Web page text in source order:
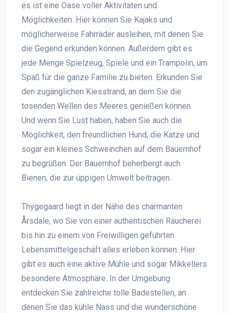
es ist eine Oase voller Aktivitäten und
Möglichkeiten. Hier können Sie Kajaks und
möglicherweise Fahrräder ausleihen, mit denen Sie
die Gegend erkunden können. Außerdem gibt es
jede Menge Spielzeug, Spiele und ein Trampolin, um
Spaß für die ganze Familie zu bieten. Erkunden Sie
den zugänglichen Kiesstrand, an dem Sie die
tosenden Wellen des Meeres genießen können.
Und wenn Sie Lust haben, haben Sie auch die
Möglichkeit, den freundlichen Hund, die Katze und
sogar ein kleines Schweinchen auf dem Bauernhof
zu begrüßen. Der Bauernhof beherbergt auch
Bienen, die zur üppigen Umwelt beitragen.
Thygegaard liegt in der Nähe des charmanten
Årsdale, wo Sie von einer authentischen Räucherei
bis hin zu einem von Freiwilligen geführten
Lebensmittelgeschäft alles erleben können. Hier
gibt es auch eine aktive Mühle und sogar Mikkellers
besondere Atmosphäre. In der Umgebung
entdecken Sie zahlreiche tolle Badestellen, an
denen Sie das kühle Nass und die wunderschöne